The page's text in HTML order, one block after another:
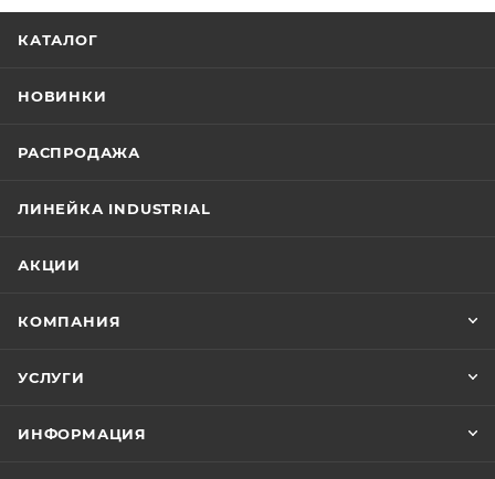
КАТАЛОГ
НОВИНКИ
РАСПРОДАЖА
ЛИНЕЙКА INDUSTRIAL
АКЦИИ
КОМПАНИЯ
УСЛУГИ
ИНФОРМАЦИЯ